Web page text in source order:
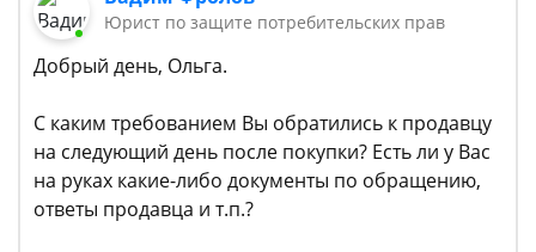
Юрист по защите потребительских прав
Добрый день, Ольга.
С каким требованием Вы обратились к продавцу
на следующий день после покупки? Есть ли у Вас
на руках какие-либо документы по обращению,
ответы продавца и т.п.?